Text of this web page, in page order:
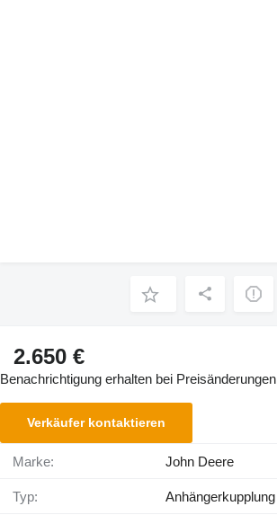
2.650 €
Benachrichtigung erhalten bei Preisänderungen
Verkäufer kontaktieren
Marke: John Deere
Typ: Anhängerkupplung